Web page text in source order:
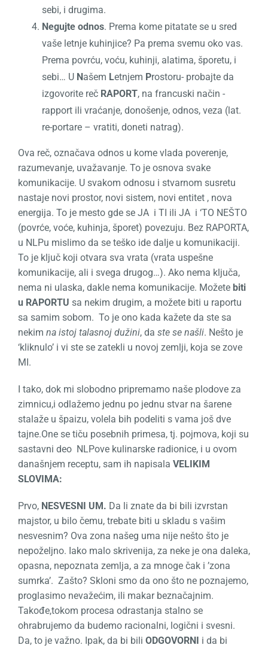
sebi, i drugima.
Negujte odnos. Prema kome pitatate se u sred
vaše letnje kuhinjice? Pa prema svemu oko vas.
Prema povrću, voću, kuhinji, alatima, šporetu, i
sebi… U Našem Letnjem Prostoru- probajte da
izgovorite reč RAPORT, na francuski način -
rapport ili vraćanje, donošenje, odnos, veza (lat.
re-portare – vratiti, doneti natrag).
Ova reč, označava odnos u kome vlada poverenje,
razumevanje, uvažavanje. To je osnova svake
komunikacije. U svakom odnosu i stvarnom susretu
nastaje novi prostor, novi sistem, novi entitet , nova
energija. To je mesto gde se JA i TI ili JA i ‘TO NEŠTO
(povrće, voće, kuhinja, šporet) povezuju. Bez RAPORTA,
u NLPu mislimo da se teško ide dalje u komunikaciji.
To je ključ koji otvara sva vrata (vrata uspešne
komunikacije, ali i svega drugog…). Ako nema ključa,
nema ni ulaska, dakle nema komunikacije. Možete biti
u RAPORTU sa nekim drugim, a možete biti u raportu
sa samim sobom. To je ono kada kažete da ste sa
nekim na istoj talasnoj dužini, da ste se našli. Nešto je
‘kliknulo’ i vi ste se zatekli u novoj zemlji, koja se zove
MI.
I tako, dok mi slobodno pripremamo naše plodove za
zimnicu,i odlažemo jednu po jednu stvar na šarene
stalaže u špaizu, volela bih podeliti s vama još dve
tajne.One se tiču posebnih primesa, tj. pojmova, koji su
sastavni deo NLPove kulinarske radionice, i u ovom
današnjem receptu, sam ih napisala VELIKIM
SLOVIMA:
Prvo, NESVESNI UM. Da li znate da bi bili izvrstan
majstor, u bilo čemu, trebate biti u skladu s vašim
nesvesnim? Ova zona našeg uma nije nešto što je
nepoželjno. Iako malo skrivenija, za neke je ona daleka,
opasna, nepoznata zemlja, a za mnoge čak i ’zona
sumrka’. Zašto? Skloni smo da ono što ne poznajemo,
proglasimo nevažećim, ili makar beznačajnim.
Takođe,tokom procesa odrastanja stalno se
ohrabrujemo da budemo racionalni, logični i svesni.
Da, to je važno. Ipak, da bi bili ODGOVORNI i da bi